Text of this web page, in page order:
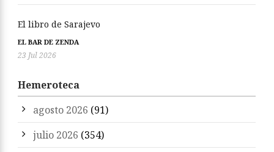
El libro de Sarajevo
EL BAR DE ZENDA
23 Jul 2026
Hemeroteca
agosto 2026 (91)
julio 2026 (354)